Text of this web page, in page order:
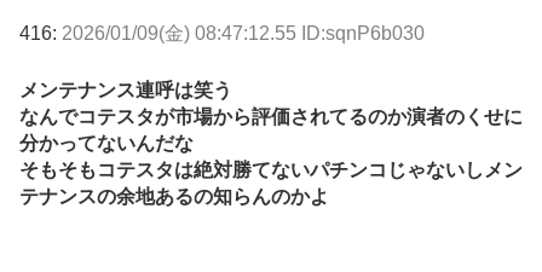
416: 2026/01/09(金) 08:47:12.55 ID:sqnP6b030
メンテナンス連呼は笑う
なんでコテスタが市場から評価されてるのか演者のくせに
分かってないんだな
そもそもコテスタは絶対勝てないパチンコじゃないしメン
テナンスの余地あるの知らんのかよ